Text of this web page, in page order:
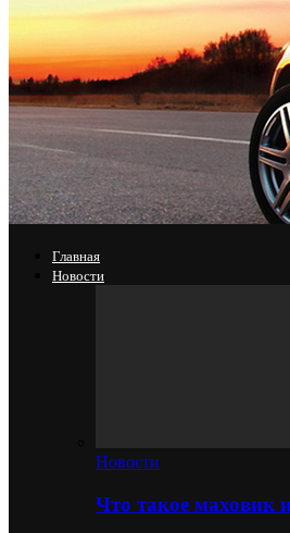
Главная
Новости
Новости
Что такое маховик